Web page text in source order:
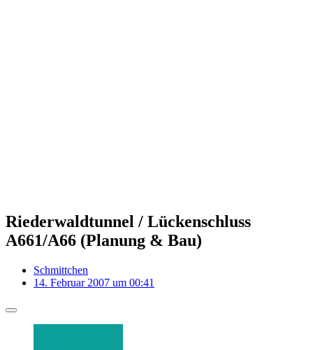
Riederwaldtunnel / Lückenschluss
A661/A66 (Planung & Bau)
Schmittchen
14. Februar 2007 um 00:41